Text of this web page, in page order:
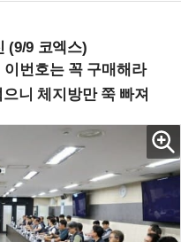
(9/9 코엑스)